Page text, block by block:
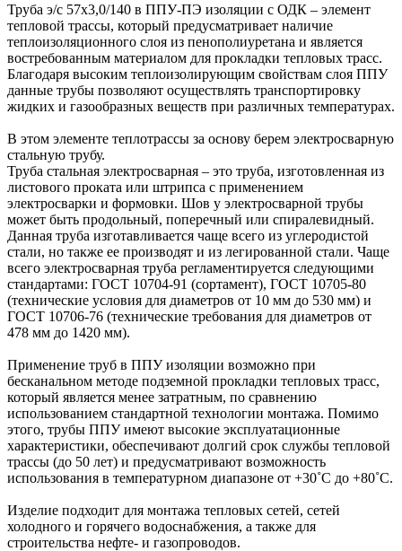
Труба э/с 57х3,0/140 в ППУ-ПЭ изоляции с ОДК – элемент
тепловой трассы, который предусматривает наличие
теплоизоляционного слоя из пенополиуретана и является
востребованным материалом для прокладки тепловых трасс.
Благодаря высоким теплоизолирующим свойствам слоя ППУ
данные трубы позволяют осуществлять транспортировку
жидких и газообразных веществ при различных температурах.
В этом элементе теплотрассы за основу берем электросварную
стальную трубу.
Труба стальная электросварная – это труба, изготовленная из
листового проката или штрипса с применением
электросварки и формовки. Шов у электросварной трубы
может быть продольный, поперечный или спиралевидный.
Данная труба изготавливается чаще всего из углеродистой
стали, но также ее производят и из легированной стали. Чаще
всего электросварная труба регламентируется следующими
стандартами: ГОСТ 10704-91 (сортамент), ГОСТ 10705-80
(технические условия для диаметров от 10 мм до 530 мм) и
ГОСТ 10706-76 (технические требования для диаметров от
478 мм до 1420 мм).
Применение труб в ППУ изоляции возможно при
бесканальном методе подземной прокладки тепловых трасс,
который является менее затратным, по сравнению
использованием стандартной технологии монтажа. Помимо
этого, трубы ППУ имеют высокие эксплуатационные
характеристики, обеспечивают долгий срок службы тепловой
трассы (до 50 лет) и предусматривают возможность
использования в температурном диапазоне от +30˚C до +80˚C.
Изделие подходит для монтажа тепловых сетей, сетей
холодного и горячего водоснабжения, а также для
строительства нефте- и газопроводов.